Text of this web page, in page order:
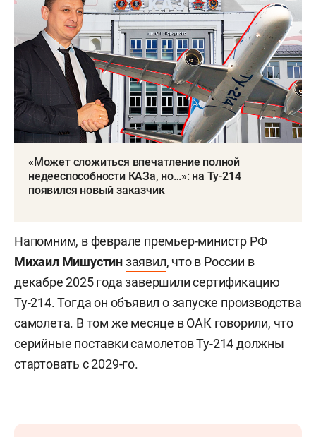
«Может сложиться впечатление полной
недееспособности КАЗа, но…»: на Ту-214
появился новый заказчик
Напомним, в феврале премьер-министр РФ
Михаил Мишустинзаявил, что в России в
декабре 2025 года завершили сертификацию
Ту-214. Тогда он объявил о запуске производства
самолета. В том же месяце в ОАК говорили, что
серийные поставки самолетов Ту-214 должны
стартовать с 2029-го.